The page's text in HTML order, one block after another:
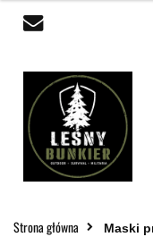
Strona główna Maski